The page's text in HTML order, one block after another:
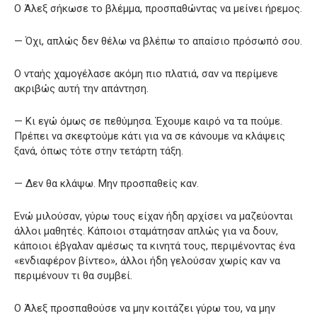
Ο Άλεξ σήκωσε το βλέμμα, προσπαθώντας να μείνει ήρεμος.
— Όχι, απλώς δεν θέλω να βλέπω το απαίσιο πρόσωπό σου.
Ο νταής χαμογέλασε ακόμη πιο πλατιά, σαν να περίμενε
ακριβώς αυτή την απάντηση.
— Κι εγώ όμως σε πεθύμησα. Έχουμε καιρό να τα πούμε.
Πρέπει να σκεφτούμε κάτι για να σε κάνουμε να κλάψεις
ξανά, όπως τότε στην τετάρτη τάξη.
— Δεν θα κλάψω. Μην προσπαθείς καν.
Ενώ μιλούσαν, γύρω τους είχαν ήδη αρχίσει να μαζεύονται
άλλοι μαθητές. Κάποιοι σταμάτησαν απλώς για να δουν,
κάποιοι έβγαλαν αμέσως τα κινητά τους, περιμένοντας ένα
«ενδιαφέρον βίντεο», άλλοι ήδη γελούσαν χωρίς καν να
περιμένουν τι θα συμβεί.
Ο Άλεξ προσπαθούσε να μην κοιτάζει γύρω του, να μην